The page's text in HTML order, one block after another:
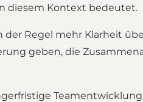
diesem Kontext bedeutet.
Regel mehr Klarheit
geben, die